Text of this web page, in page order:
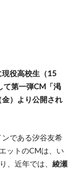
役高校生（15
て第一弾CM「渇
）より公開され
である汐谷友希
ットのCMは、い
、近年では、 綾瀬